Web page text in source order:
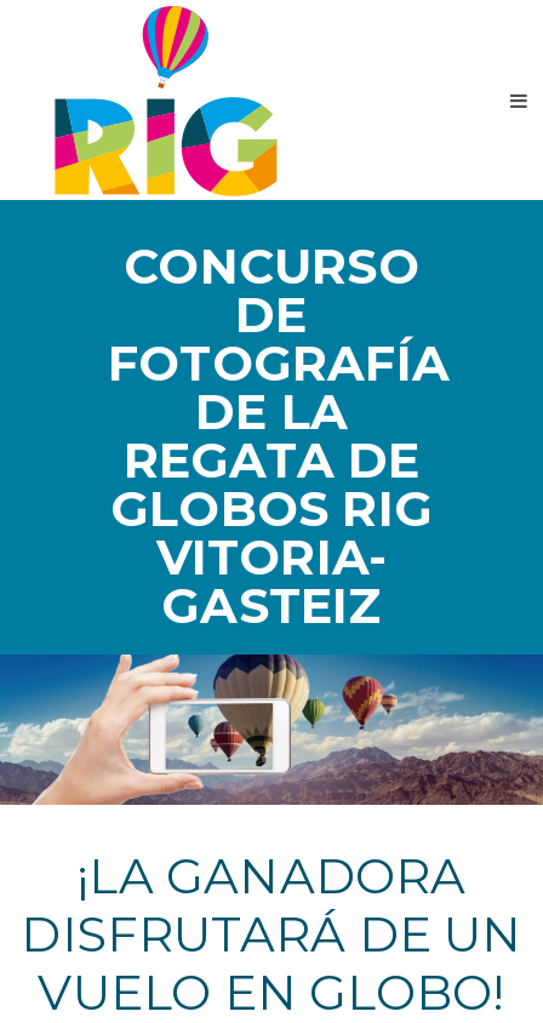
CONCURSO
DE
FOTOGRAFÍA
DE LA
REGATA DE
GLOBOS RIG
VITORIA-
GASTEIZ
¡LA GANADORA
DISFRUTARÁ DE UN
VUELO EN GLOBO!